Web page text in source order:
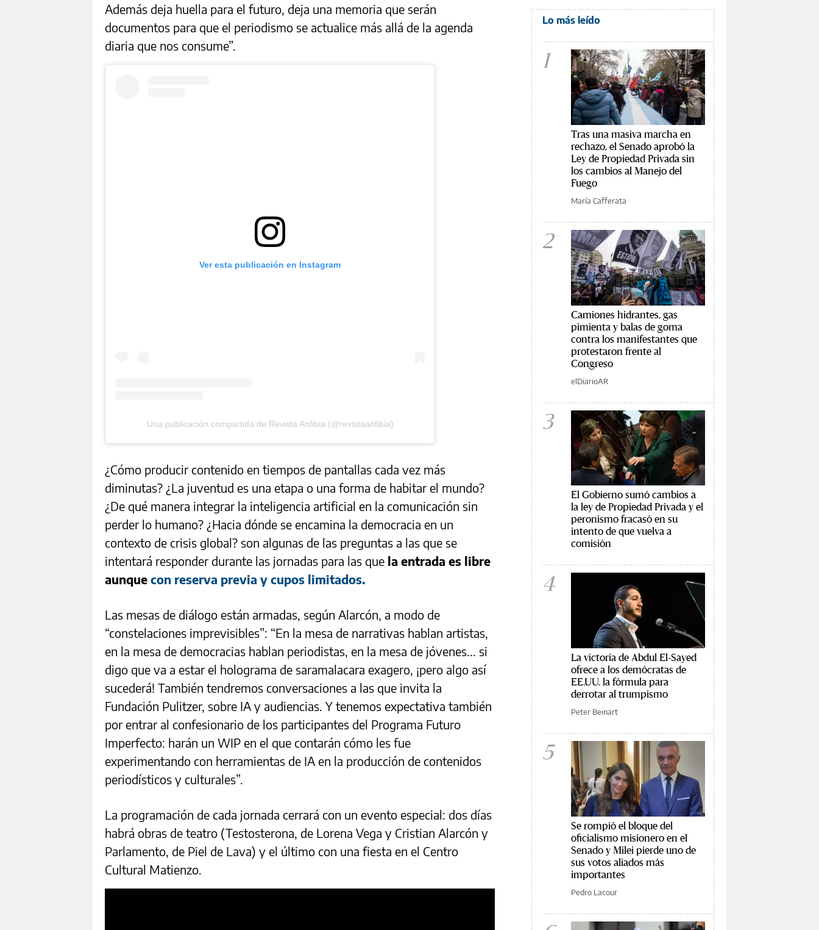
Además deja huella para el futuro, deja una memoria que serán
documentos para que el periodismo se actualice más allá de la agenda
diaria que nos consume”.
Ver esta publicación en Instagram
Una publicación compartida de Revista Anfibia (@revistaanfibia)
¿Cómo producir contenido en tiempos de pantallas cada vez más
diminutas? ¿La juventud es una etapa o una forma de habitar el mundo?
¿De qué manera integrar la inteligencia artificial en la comunicación sin
perder lo humano? ¿Hacia dónde se encamina la democracia en un
contexto de crisis global? son algunas de las preguntas a las que se
intentará responder durante las jornadas para las que la entrada es libre
aunque con reserva previa y cupos limitados.
Las mesas de diálogo están armadas, según Alarcón, a modo de
“constelaciones imprevisibles”: “En la mesa de narrativas hablan artistas,
en la mesa de democracias hablan periodistas, en la mesa de jóvenes... si
digo que va a estar el holograma de saramalacara exagero, ¡pero algo así
sucederá! También tendremos conversaciones a las que invita la
Fundación Pulitzer, sobre IA y audiencias. Y tenemos expectativa también
por entrar al confesionario de los participantes del Programa Futuro
Imperfecto: harán un WIP en el que contarán cómo les fue
experimentando con herramientas de IA en la producción de contenidos
periodísticos y culturales”.
La programación de cada jornada cerrará con un evento especial: dos días
habrá obras de teatro (Testosterona, de Lorena Vega y Cristian Alarcón y
Parlamento, de Piel de Lava) y el último con una fiesta en el Centro
Cultural Matienzo.
Lo más leído
1
Tras una masiva marcha en
rechazo, el Senado aprobó la
Ley de Propiedad Privada sin
los cambios al Manejo del
Fuego
María Cafferata
2
Camiones hidrantes, gas
pimienta y balas de goma
contra los manifestantes que
protestaron frente al
Congreso
elDiarioAR
3
El Gobierno sumó cambios a
la ley de Propiedad Privada y el
peronismo fracasó en su
intento de que vuelva a
comisión
4
La victoria de Abdul El-Sayed
ofrece a los demócratas de
EE.UU. la fórmula para
derrotar al trumpismo
Peter Beinart
5
Se rompió el bloque del
oficialismo misionero en el
Senado y Milei pierde uno de
sus votos aliados más
importantes
Pedro Lacour